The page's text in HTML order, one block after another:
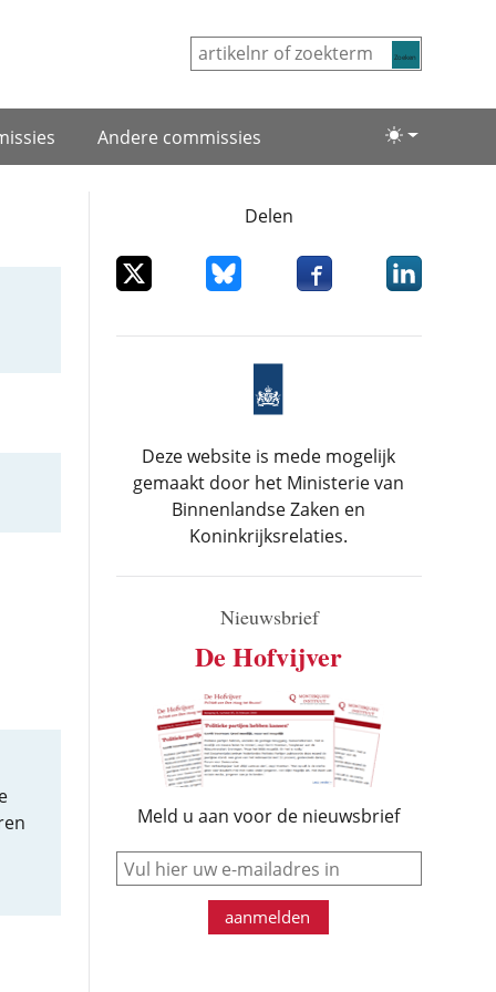
Lichte/
Andere commissies
Delen
Deel dit item op XDeel dit item op Bluesky
Deel dit item op
Deel dit
Deze website is mede mogelijk
gemaakt door het Ministerie van
Binnenlandse Zaken en
Koninkrijksrelaties.
Nieuwsbrief
De Hofvijver
Meld u aan voor de nieuwsbrief
e-mail
aanmelden